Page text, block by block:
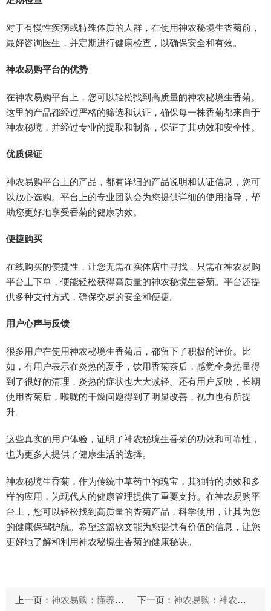
对于有慢性疾病或特殊体质的人群，在使用神农秘境生香菊前，
最好咨询医生，并定期进行健康检查，以确保安全和有效。
神农易购平台的优势
在神农易购平台上，您可以轻松找到高质量的神农秘境生香菊。
这里的产品都经过严格的筛选和认证，确保每一株香菊都来自于
神农秘境，并经过专业的提取和制备，保证了其功效和安全性。
优质保证
神农易购平台上的产品，都有详细的产品说明和认证信息，您可
以放心选购。平台上的专业团队会为您提供详细的使用指导，帮
助您更好地享受香菊的健康功效。
便捷购买
在线购买的便捷性，让您无需在实体店中寻找，只需在神农易购
平台上下单，便能轻松获得高质量的神农秘境生香菊。平台还提
供多种支付方式，确保交易的安全和便捷。
用户心声与反馈
很多用户在使用神农秘境生香菊后，都留下了积极的评价。比
如，有用户表示在炎热的夏季，饮用香菊茶后，感觉全身热量得
到了很好的清理，炎热的症状也大大减轻。还有用户反映，长期
使用香菊后，喉咙的干燥问题得到了明显改善，视力也有所提
升。
这些真实的用户体验，证明了神农秘境生香菊的功效和可靠性，
也为更多人提供了健康生活的选择。
神农秘境生香菊，作为传统中草药中的瑰宝，其独特的功效和多
样的应用，为现代人的健康管理提供了重要支持。在神农易购平
台上，您可以轻松找到高质量的香菊产品，科学使用，让其为您
的健康保驾护航。希望这篇软文能为您提供有价值的信息，让您
更好地了解和利用神农秘境生香菊的健康秘诀。
上一页： 神农易购：懂养生必入！神农架高山五味子 下一页：神农易购：神农五味子，五行养五脏